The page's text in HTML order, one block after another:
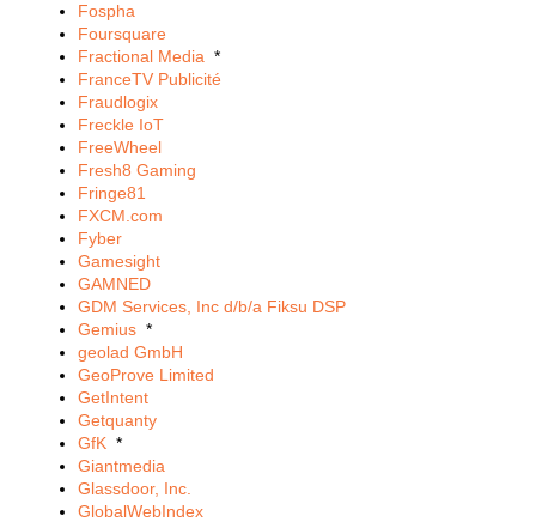
Fospha
Foursquare
Fractional Media *
FranceTV Publicité
Fraudlogix
Freckle IoT
FreeWheel
Fresh8 Gaming
Fringe81
FXCM.com
Fyber
Gamesight
GAMNED
GDM Services, Inc d/b/a Fiksu DSP
Gemius *
geolad GmbH
GeoProve Limited
GetIntent
Getquanty
GfK *
Giantmedia
Glassdoor, Inc.
GlobalWebIndex